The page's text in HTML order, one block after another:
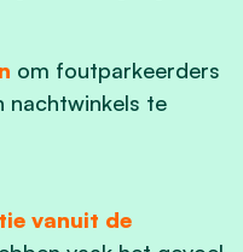
om foutparkeerders
nachtwinkels te
vanuit de